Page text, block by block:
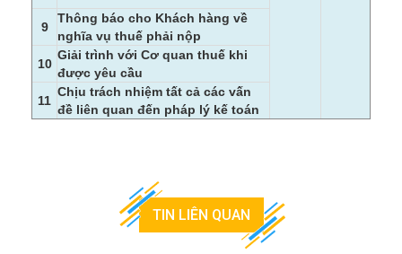
9
Thông báo cho Khách hàng về
nghĩa vụ thuế phải nộp
10
Giải trình với Cơ quan thuế khi
được yêu cầu
11
Chịu trách nhiệm tất cả các vấn
đề liên quan đến pháp lý kế toán
TIN LIÊN QUAN